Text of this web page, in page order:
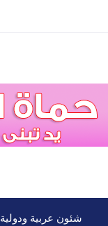
شئون عربية ودولية